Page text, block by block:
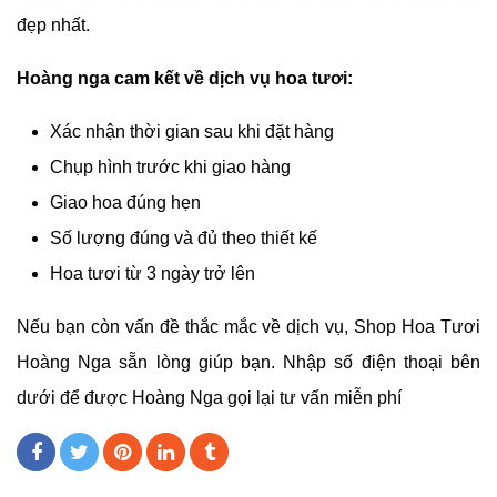
đẹp nhất.
Hoàng nga cam kết về dịch vụ hoa tươi:
Xác nhận thời gian sau khi đặt hàng
Chụp hình trước khi giao hàng
Giao hoa đúng hẹn
Số lượng đúng và đủ theo thiết kế
Hoa tươi từ 3 ngày trở lên
Nếu bạn còn vấn đề thắc mắc về dịch vụ, Shop Hoa Tươi
Hoàng Nga sẵn lòng giúp bạn. Nhập số điện thoại bên
dưới để được Hoàng Nga gọi lại tư vấn miễn phí